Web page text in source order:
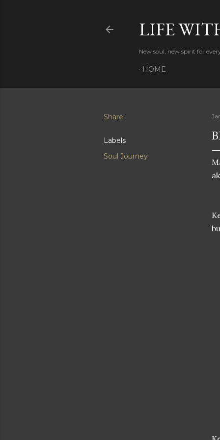
LIFE
New soul, new spirit for
HOME
Share
Labels
Soul Journey